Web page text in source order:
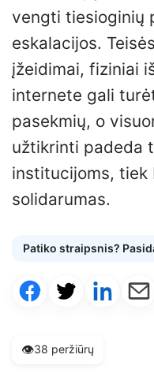
vengti tiesioginių
eskalacijos.
įžeidimai, fiziniai
internete gali
pasekmių, o
užtikrinti padeda
institucijoms, tiek
solidarumas.
Patiko straipsnis?
👁️38 peržiūrų